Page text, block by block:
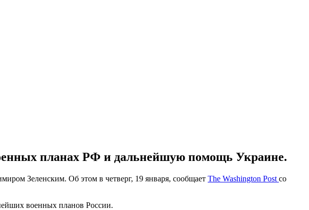
планах РФ и дальнейшую помощь Украине.
Зеленским. Об этом в четверг, 19 января, сообщает The Washington Post со
военных планов России.